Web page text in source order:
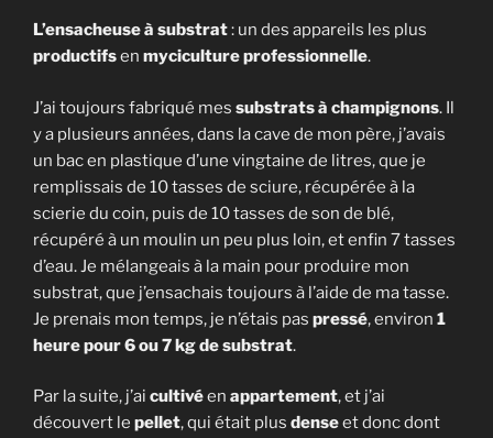
L’ensacheuse à substrat: un des appareils les plus
productifsen myciculture professionnelle.
J’ai toujours fabriqué mes substrats à champignons. Il
y a plusieurs années, dans la cave de mon père, j’avais
un bac en plastique d’une vingtaine de litres, que je
remplissais de 10 tasses de sciure, récupérée à la
scierie du coin, puis de 10 tasses de son de blé,
récupéré à un moulin un peu plus loin, et enfin 7 tasses
d’eau. Je mélangeais à la main pour produire mon
substrat, que j’ensachais toujours à l’aide de ma tasse.
Je prenais mon temps, je n’étais pas pressé, environ 1
heure pour 6 ou 7 kg de substrat.
Par la suite, j’ai cultivéen appartement, et j’ai
découvert le pellet, qui était plus denseet donc dont